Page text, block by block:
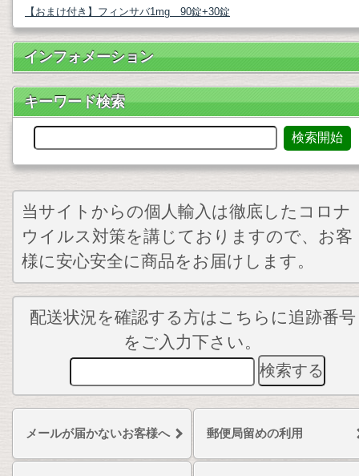
【おまけ付き】フィンサバ1mg 90錠+30錠
インフォメーション
キーワード検索
当サイトからの個人輸入は徹底したコロナ
ウイルス対策を講じておりますので、お客
様に安心安全に商品をお届けします。
配送状況を確認する方はこちらに追跡番号
をご入力下さい。
メールが届かないお客様へ 郵便局留めの利用